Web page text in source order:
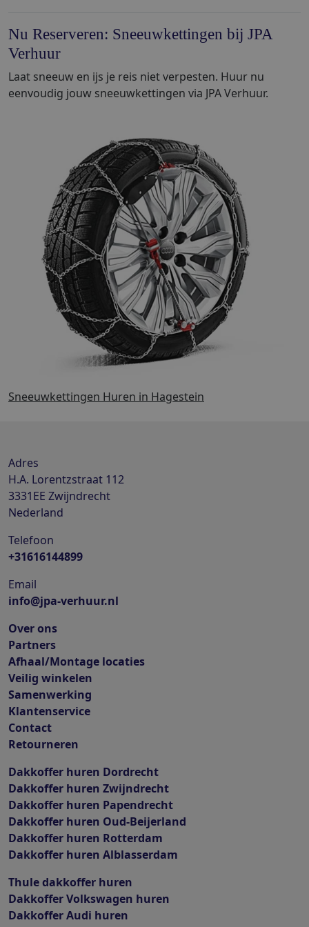
Nu Reserveren: Sneeuwkettingen bij JPA
Verhuur
Laat sneeuw en ijs je reis niet verpesten. Huur nu
eenvoudig jouw sneeuwkettingen via JPA Verhuur.
Sneeuwkettingen Huren in Hagestein
Adres
H.A. Lorentzstraat 112
3331EE Zwijndrecht
Nederland
Telefoon
+31616144899
Email
info@jpa-verhuur.nl
Over ons
Partners
Afhaal/Montage locaties
Veilig winkelen
Samenwerking
Klantenservice
Contact
Retourneren
Dakkoffer huren Dordrecht
Dakkoffer huren Zwijndrecht
Dakkoffer huren Papendrecht
Dakkoffer huren Oud-Beijerland
Dakkoffer huren Rotterdam
Dakkoffer huren Alblasserdam
Thule dakkoffer huren
Dakkoffer Volkswagen huren
Dakkoffer Audi huren